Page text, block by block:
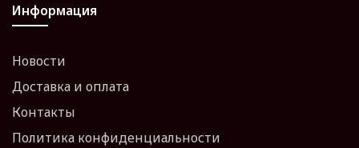
Информация
Новости
Доставка и оплата
Контакты
Политика конфиденциальности